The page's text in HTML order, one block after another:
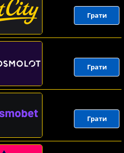
Грати
Грати
Грати